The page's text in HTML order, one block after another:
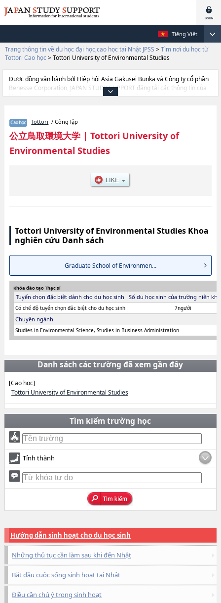
Tiếng Việt
Trang thông tin về du học đại học,cao học tại Nhật JPSS > Tìm nơi du học từ
Tottori Cao học > Tottori University of Environmental Studies
Được đồng vận hành bởi Hiệp hội Asia Gakusei Bunka và Công ty cổ phần
Benesse Corporation, JAPAN STUDY SUPPORT đăng tải các thông tin của
khoảng 1.300 trường đại học, cao học, trường đại học ngắn hạn, trường
Studies, và thông tin cần thiết dành cho du học sinh, như là về các
Graduate School of Environmental Science and Business Administration,
thông tin về từng khoa nghiên cứu, thông tin liên quan đến thi tuyển như
số lượng tuyển sinh, số lượng trúng tuyển, cở sở trang thiết bị, hướng dẫn
Tottori / Công lập
公立鳥取環境大学| Tottori University of
Environmental Studies
Tottori University of Environmental Studies Khoa
nghiên cứu Danh sách
Graduate School of Environmen...
Khóa đào tạo Thạc sĩ
Tuyển chọn đặc biệt dành cho du học sinh Số du học sinh của trường niên
Có chế độ tuyển chọn đăc biệt cho du học sinh 7người
Chuyên ngành
Studies in Environmental Science, Studies in Business Administration
Danh sách các trường đã xem gần đây
[Cao học]
Tottori University of Environmental Studies
Tìm kiếm trường học
Tỉnh thành
Hướng dẫn sinh hoạt cho du học sinh
Những thủ tục cần làm sau khi đến Nhật
Bắt đầu cuộc sống sinh hoạt tại Nhật
Điều cần chú ý trong sinh hoạt